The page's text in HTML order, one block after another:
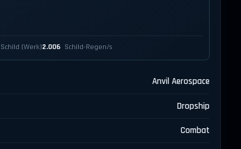
Schild (Werk)2.006 Schild-Regen/s
Anvil Aerospace
Dropship
Combat